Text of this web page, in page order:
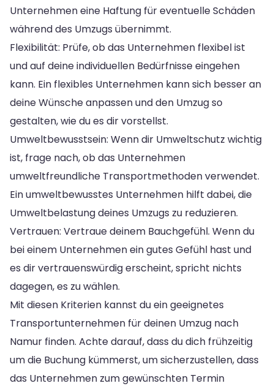
Unternehmen eine Haftung für eventuelle Schäden
während des Umzugs übernimmt.
Flexibilität: Prüfe, ob das Unternehmen flexibel ist
und auf deine individuellen Bedürfnisse eingehen
kann. Ein flexibles Unternehmen kann sich besser an
deine Wünsche anpassen und den Umzug so
gestalten, wie du es dir vorstellst.
Umweltbewusstsein: Wenn dir Umweltschutz wichtig
ist, frage nach, ob das Unternehmen
umweltfreundliche Transportmethoden verwendet.
Ein umweltbewusstes Unternehmen hilft dabei, die
Umweltbelastung deines Umzugs zu reduzieren.
Vertrauen: Vertraue deinem Bauchgefühl. Wenn du
bei einem Unternehmen ein gutes Gefühl hast und
es dir vertrauenswürdig erscheint, spricht nichts
dagegen, es zu wählen.
Mit diesen Kriterien kannst du ein geeignetes
Transportunternehmen für deinen Umzug nach
Namur finden. Achte darauf, dass du dich frühzeitig
um die Buchung kümmerst, um sicherzustellen, dass
das Unternehmen zum gewünschten Termin